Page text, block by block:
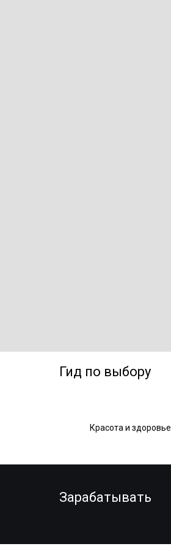
Гид по выбору
Красота и здоровье
Зарабатывать